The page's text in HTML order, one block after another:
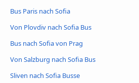
Bus Paris nach Sofia
Von Plovdiv nach Sofia Bus
Bus nach Sofia von Prag
Von Salzburg nach Sofia Bus
Sliven nach Sofia Busse